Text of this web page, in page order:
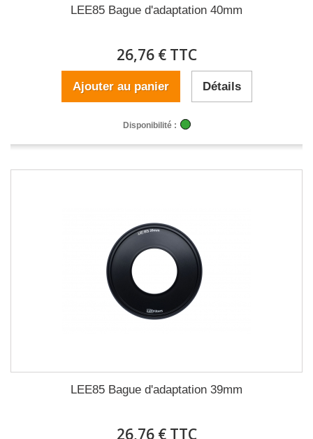
LEE85 Bague d'adaptation 40mm
26,76 € TTC
Ajouter au panier Détails
Disponibilité :
LEE85 Bague d'adaptation 39mm
26,76 € TTC